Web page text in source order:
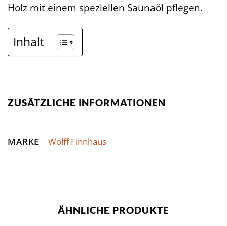
Holz mit einem speziellen Saunaöl pflegen.
Inhalt
ZUSÄTZLICHE INFORMATIONEN
MARKE Wolff Finnhaus
ÄHNLICHE PRODUKTE